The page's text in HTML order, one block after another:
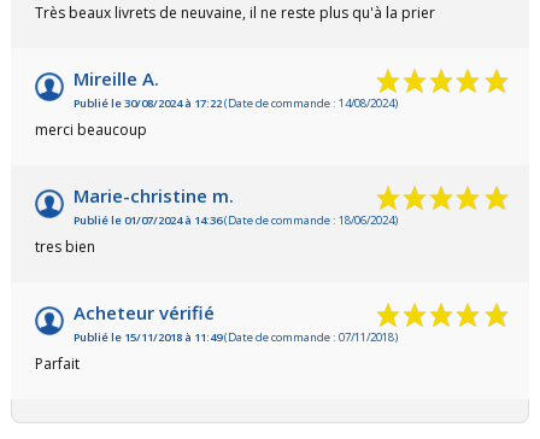
Très beaux livrets de neuvaine, il ne reste plus qu'à la prier
Mireille A.
Publié le 30/08/2024 à 17:22(Date de commande : 14/08/2024)
merci beaucoup
Marie-christine m.
Publié le 01/07/2024 à 14:36(Date de commande : 18/06/2024)
tres bien
Acheteur vérifié
Publié le 15/11/2018 à 11:49(Date de commande : 07/11/2018)
Parfait